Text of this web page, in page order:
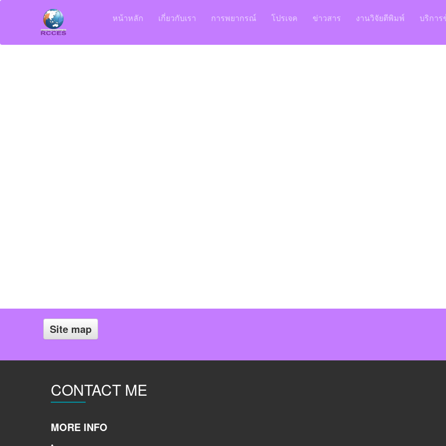
หน้าหลัก เกี่ยวกับเรา การพยากรณ์ โปรเจค ข่าวสาร งานวิจัยตีพิมพ์ บริกา
Site map
CONTACT ME
MORE INFO